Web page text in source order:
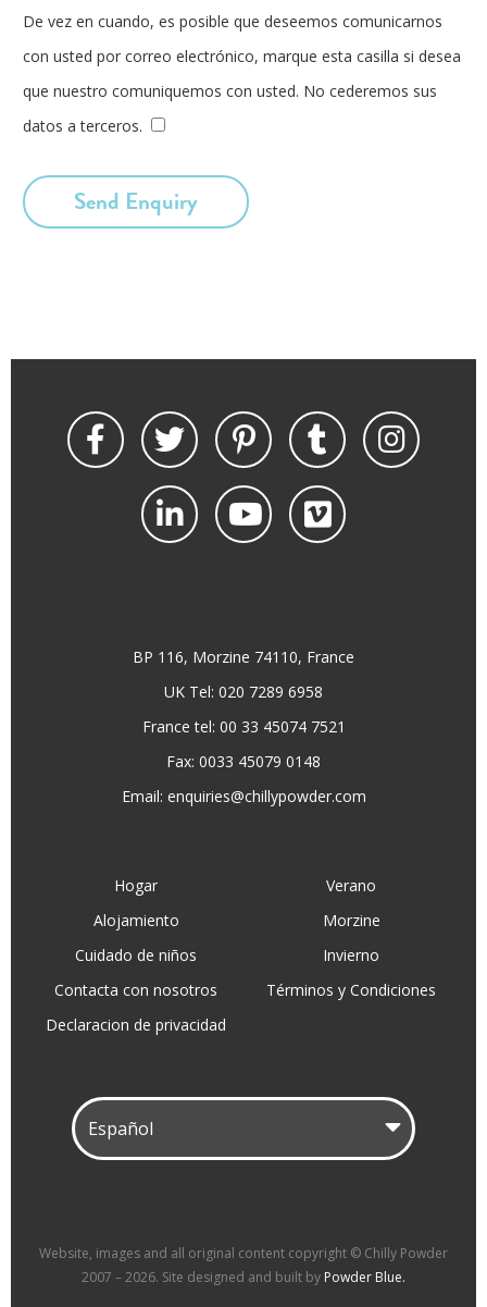
De vez en cuando, es posible que deseemos comunicarnos
con usted por correo electrónico, marque esta casilla si desea
que nuestro comuniquemos con usted. No cederemos sus
datos a terceros.
BP 116, Morzine 74110, France
UK Tel: 020 7289 6958
France tel: 00 33 45074 7521
Fax: 0033 45079 0148
Email: enquiries@chillypowder.com
Hogar
Verano
Alojamiento
Morzine
Cuidado de niños
Invierno
Contacta con nosotros
Términos y Condiciones
Declaracion de privacidad
Website, images and all original content copyright © Chilly Powder
2007 – 2026. Site designed and built by Powder Blue.